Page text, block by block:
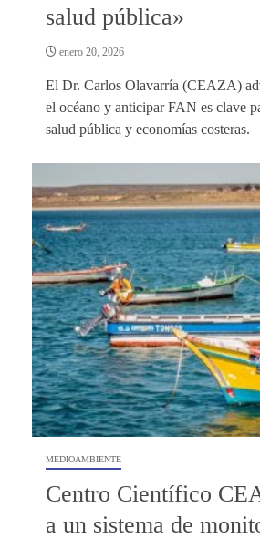
salud pública»
enero 20, 2026
El Dr. Carlos Olavarría (CEAZA)
el océano y anticipar FAN es clave
salud pública y economías costeras.
MEDIOAMBIENTE
Centro Científico
a un sistema de